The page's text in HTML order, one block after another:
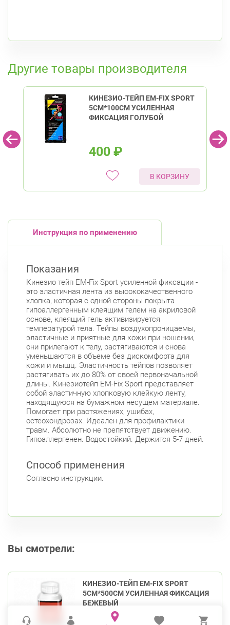
Другие товары производителя
КИНЕЗИО-ТЕЙП ЕМ-FIX SPORT
5СМ*100СМ УСИЛЕННАЯ
ФИКСАЦИЯ ГОЛУБОЙ
400 ₽
В КОРЗИНУ
Инструкция по применению
Показания
Кинезио тейп EM-Fix Sport усиленной фиксации -
это эластичная лента из высококачественного
хлопка, которая с одной стороны покрыта
гипоаллергенным клеящим гелем на акриловой
основе, клеящий гель активизируется
температурой тела. Тейпы воздухопроницаемы,
эластичные и приятные для кожи при ношении,
они прилегают к телу, растягиваются и снова
уменьшаются в объеме без дискомфорта для
кожи и мышц. Эластичность тейпов позволяет
растягивать их до 80% от своей первоначальной
длины. Кинезиотейп EM-Fix Sport представляет
собой эластичную хлопковую клейкую ленту,
находящуюся на бумажном несущем материале.
Помогает при растяжениях, ушибах,
остеохондрозах. Идеален для профилактики
травм. Абсолютно не препятствует движению.
Гипоаллергенен. Водостойкий. Держится 5-7 дней.
Способ применения
Согласно инструкции.
Вы смотрели:
КИНЕЗИО-ТЕЙП ЕМ-FIX SPORT
5СМ*500СМ УСИЛЕННАЯ ФИКСАЦИЯ
БЕЖЕВЫЙ